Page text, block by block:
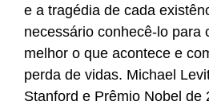
e a tragédia de cada
necessário conhecê-lo para
melhor o que acontece e
perda de vidas. Michael
Stanford e Prêmio Nobel de